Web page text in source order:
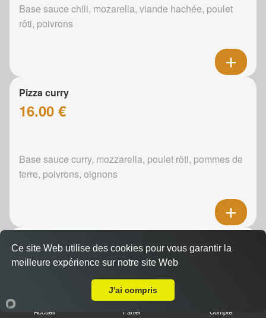
Base sauce chili, mozarella, viande hachée, poulet
rôti, poivrons
Pizza curry
16.00 €
Base sauce curry, mozzarella, poulet rôti, pommes de
terre, poivrons, oignons
Pizza boursin
16.00 €
Boursin, mozzarella, poulet rôti, pommes de terre,
Accueil Panier Compte
Ce site Web utilise des cookies pour vous garantir la
meilleure expérience sur notre site Web
J'ai compris